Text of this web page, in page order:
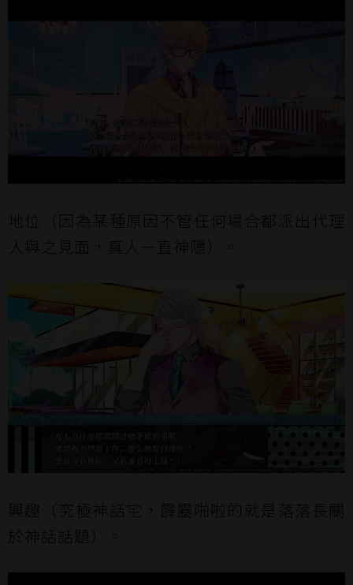
地位（因為某種原因不管任何場合都派出代理
人與之見面，真人一直神隱）。
興趣（究極神話宅，霹靂啪啦的就是落落長關
於神話話題）。